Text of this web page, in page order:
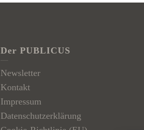
Der PUBLICUS
Newsletter
Kontakt
Impressum
Datenschutzerklärung